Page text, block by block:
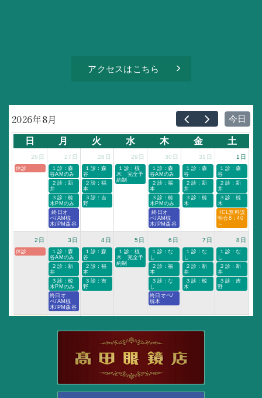
アクセスはこちら
2026年8月 今日
日 月 火 水 木 金 土
26日
休診
27日
谷AMのみ
井
木PMのみ
終日オ
ペ/AM椋
木/PM森谷
28日
谷
本
野
29日
木　完全予
約制
30日
谷AMのみ
本
木PMのみ
終日オ
ペ/AM椋
木/PM森谷
31日
谷
井
木
1日
谷
井
木
明会8：40
～
2日
休診
3日
谷AMのみ
井
木PMのみ
終日オ
ペ/AM椋
木/PM森谷
4日
谷
本
野
5日
木　完全予
約制
6日
し
本
し
終日オペ/
椋木
7日
し
井
木
8日
し
井
野
17日 18日 19日 20日 21日